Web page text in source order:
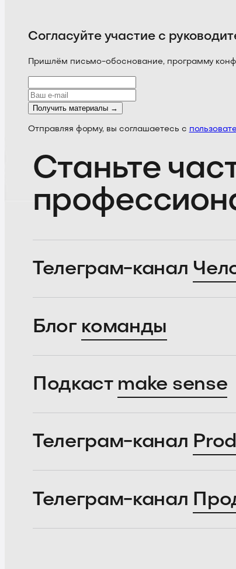
Согласуйте участие с
Пришлём письмо-обоснование, программу
Получить материалы →
Отправляя форму, вы соглашаетесь с
Станьте
Телеграм-канал
Блог команды
Подкаст make sense
Телеграм-канал
Телеграм-канал